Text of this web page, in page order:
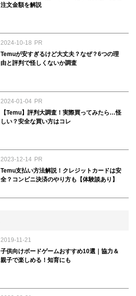
注文金額を解説
2024-10-18 PR
Temuが安すぎるけど大丈夫？なぜ？6つの理
由と評判で怪しくないか調査
2024-01-04 PR
【Temu】評判大調査！実際買ってみたら…怪
しい？安全な買い方はコレ
2023-12-14 PR
Temu支払い方法解説！クレジットカードは安
全？コンビニ決済のやり方も【体験談あり】
2019-11-21
子供向けボードゲームおすすめ10選｜協力＆
親子で楽しめる！知育にも